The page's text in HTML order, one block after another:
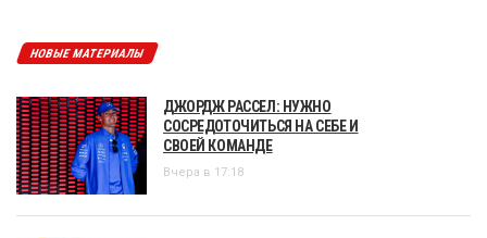
НОВЫЕ МАТЕРИАЛЫ
ДЖОРДЖ РАССЕЛ: НУЖНО
СОСРЕДОТОЧИТЬСЯ НА СЕБЕ И
СВОЕЙ КОМАНДЕ
Вчера в 17:18